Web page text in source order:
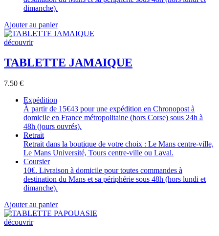
dimanche).
Ajouter au panier
découvrir
TABLETTE JAMAIQUE
7.50 €
Expédition
À partir de 15€43 pour une expédition en Chronopost à
domicile en France métropolitaine (hors Corse) sous 24h à
48h (jours ouvrés).
Retrait
Retrait dans la boutique de votre choix : Le Mans centre-ville,
Le Mans Université, Tours centre-ville ou Laval.
Coursier
10€. Livraison à domicile pour toutes commandes à
destination du Mans et sa périphérie sous 48h (hors lundi et
dimanche).
Ajouter au panier
découvrir